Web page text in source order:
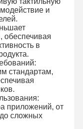
и
обеспечивая
в
стандартам,
приложений, от
до сложных